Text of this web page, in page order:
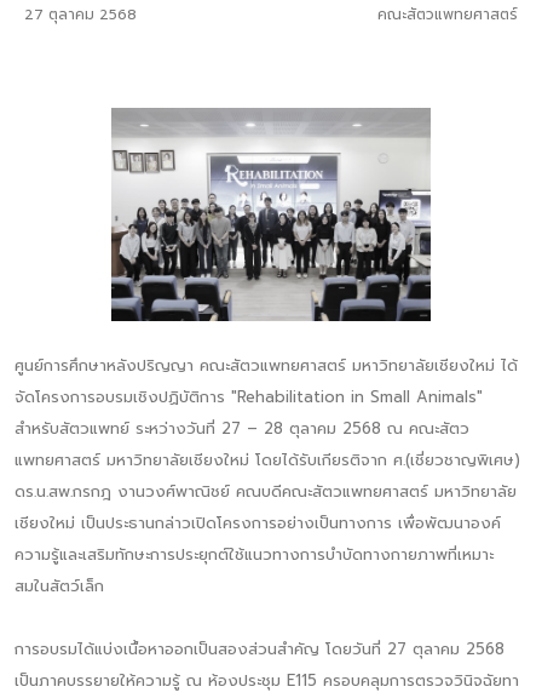
27 ตุลาคม 2568 คณะสัตวแพทยศาสตร์
ศูนย์การศึกษาหลังปริญญา คณะสัตวแพทยศาสตร์ มหาวิทยาลัยเชียงใหม่ ได้
จัดโครงการอบรมเชิงปฏิบัติการ "Rehabilitation in Small Animals"
สำหรับสัตวแพทย์ ระหว่างวันที่ 27 – 28 ตุลาคม 2568 ณ คณะสัตว
แพทยศาสตร์ มหาวิทยาลัยเชียงใหม่ โดยได้รับเกียรติจาก ศ.(เชี่ยวชาญพิเศษ)
ดร.น.สพ.กรกฎ งานวงศ์พาณิชย์ คณบดีคณะสัตวแพทยศาสตร์ มหาวิทยาลัย
เชียงใหม่ เป็นประธานกล่าวเปิดโครงการอย่างเป็นทางการ เพื่อพัฒนาองค์
ความรู้และเสริมทักษะการประยุกต์ใช้แนวทางการบำบัดทางกายภาพที่เหมาะ
สมในสัตว์เล็ก
การอบรมได้แบ่งเนื้อหาออกเป็นสองส่วนสำคัญ โดยวันที่ 27 ตุลาคม 2568
เป็นภาคบรรยายให้ความรู้ ณ ห้องประชุม E115 ครอบคลุมการตรวจวินิจฉัยทา